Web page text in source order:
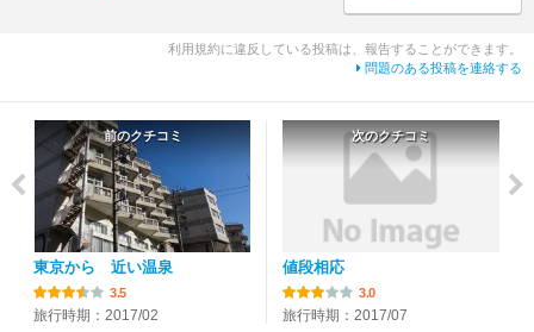
利用規約に違反している投稿は、報告することができます。
問題のある投稿を連絡する
前のクチコミ
東京から 近い温泉
3.5
旅行時期：2017/02
次のクチコミ
値段相応
3.0
旅行時期：2017/07